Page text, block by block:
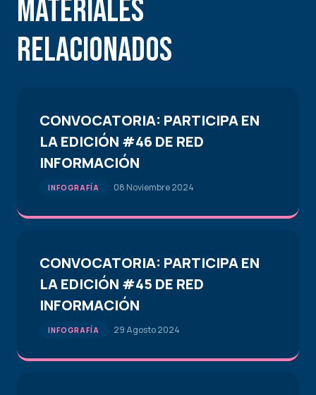
Materiales
Relacionados
CONVOCATORIA: PARTICIPA EN
LA EDICIÓN #46 DE RED
INFORMACIÓN
INFOGRAFÍA 08 Noviembre 2024
CONVOCATORIA: PARTICIPA EN
LA EDICIÓN #45 DE RED
INFORMACIÓN
INFOGRAFÍA 29 Agosto 2024